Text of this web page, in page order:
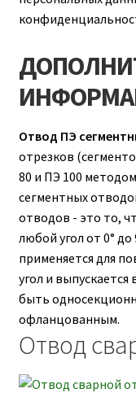
Отвод ПЭ
отрезков
80 и ПЭ 100
сегментных
отводов - это то,
любой угол от 0°
применяется для
угол и
быть
офланцованным.
Отвод